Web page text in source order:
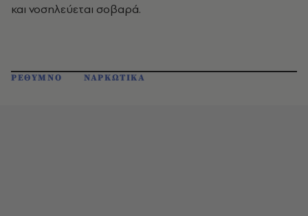
και νοσηλεύεται σοβαρά.
ΡΕΘΥΜΝΟ ΝΑΡΚΩΤΙΚΑ